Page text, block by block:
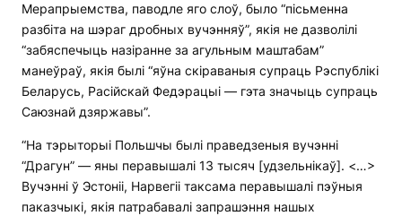
Мерапрыемства, паводле яго слоў, было “пісьменна
разбіта на шэраг дробных вучэнняў”, якія не дазволілі
“забяспечыць назіранне за агульным маштабам”
манеўраў, якія былі “яўна скіраваныя супраць Рэспублікі
Беларусь, Расійскай Федэрацыі — гэта значыць супраць
Саюзнай дзяржавы”.
“На тэрыторыі Польшчы былі праведзеныя вучэнні
“Драгун” — яны перавышалі 13 тысяч [удзельнікаў]. <…>
Вучэнні ў Эстоніі, Нарвегіі таксама перавышалі пэўныя
паказчыкі, якія патрабавалі запрашэння нашых